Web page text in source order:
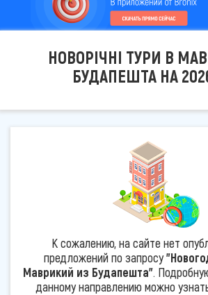
НОВОРІЧНІ ТУРИ В
БУДАПЕШТА НА
К сожалению, на сайте нет
предложений по запросу
Маврикий из Будапешта".
данному направлению можно